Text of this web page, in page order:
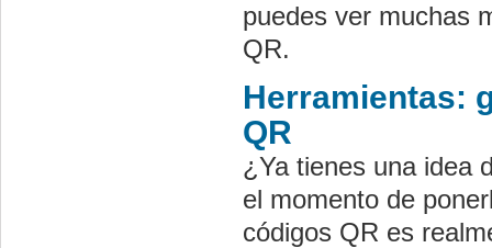
puedes ver muchas
QR.
Herramientas:
QR
¿Ya tienes una idea
el momento de
códigos QR es